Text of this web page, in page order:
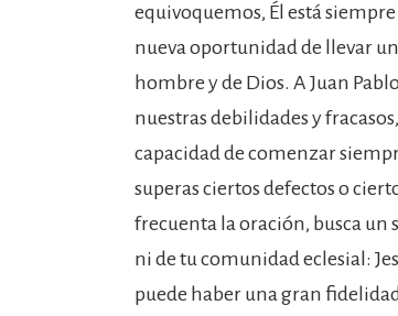
equivoquemos, Él está
nueva oportunidad de llevar
hombre y de Dios. A Juan
nuestras debilidades y
capacidad de comenzar
superas ciertos defectos o
frecuenta la oración, busca un
ni de tu comunidad eclesial:
puede haber una gran